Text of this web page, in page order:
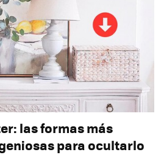
las formas más
para ocultarlo